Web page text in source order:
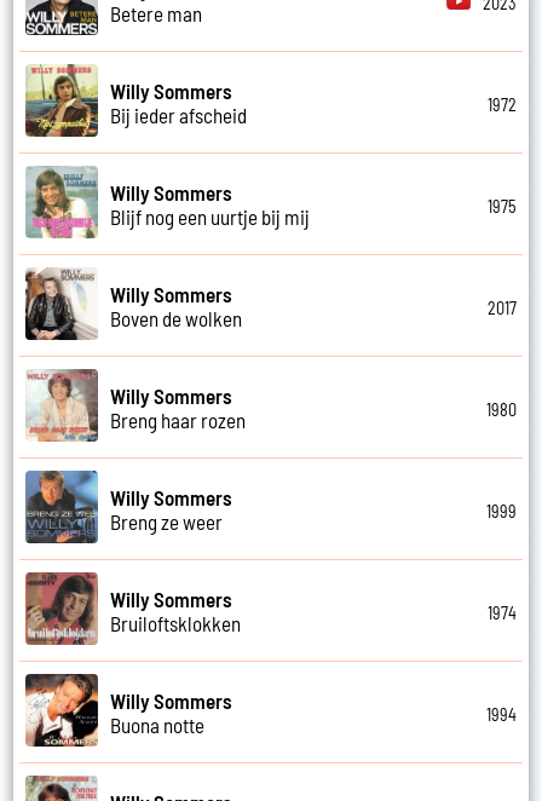
Betere man
Willy Sommers
Bij ieder afscheid
1972
Willy Sommers
Blijf nog een uurtje bij mij
1975
Willy Sommers
Boven de wolken
2017
Willy Sommers
Breng haar rozen
1980
Willy Sommers
Breng ze weer
1999
Willy Sommers
Bruiloftsklokken
1974
Willy Sommers
Buona notte
1994